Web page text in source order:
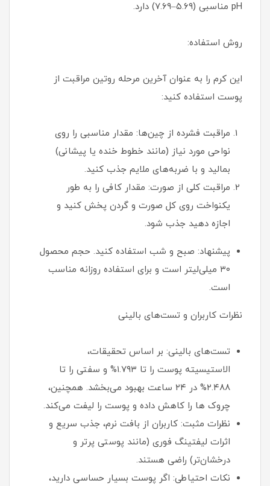
pH مناسبی (۵.۶۹–۷.۶۹) دارد.
روش استفاده:
این کرم را به عنوان آخرین مرحله روتین مراقبت از
پوست استفاده کنید:
مراقبت فشرده از چین‌ها: مقدار مناسبی را روی
نواحی مورد نیاز (مانند خطوط خنده یا پیشانی)
بمالید و با ضربه‌های ملایم جذب کنید.
مراقبت کلی از صورت: مقدار کافی را به طور
یکنواخت روی کل صورت و گردن پخش کنید و
اجازه دهید جذب شود.
پیشنهاد: صبح و شب استفاده کنید. حجم محصول
۳۰ میلی‌لیتر است و برای استفاده روزانه مناسب
است.
نظرات کاربران و تست‌های بالینی
تست‌های بالینی: بر اساس تحقیقات،
الاستیسیته پوست را تا ۱.۷۹۳% و سفتی را تا
۲.۴۸۸% در ۲۴ ساعت بهبود می‌بخشد. همچنین،
چروک ها را کاهش داده و پوست را لیفت می‌کند.
نظرات مثبت: کاربران از بافت نرم، جذب سریع و
اثرات لیفتینگ فوری (مانند پوستی پرتر و
درخشان‌تر) راضی هستند.
نکات احتیاطی: اگر پوست بسیار حساسی دارید،